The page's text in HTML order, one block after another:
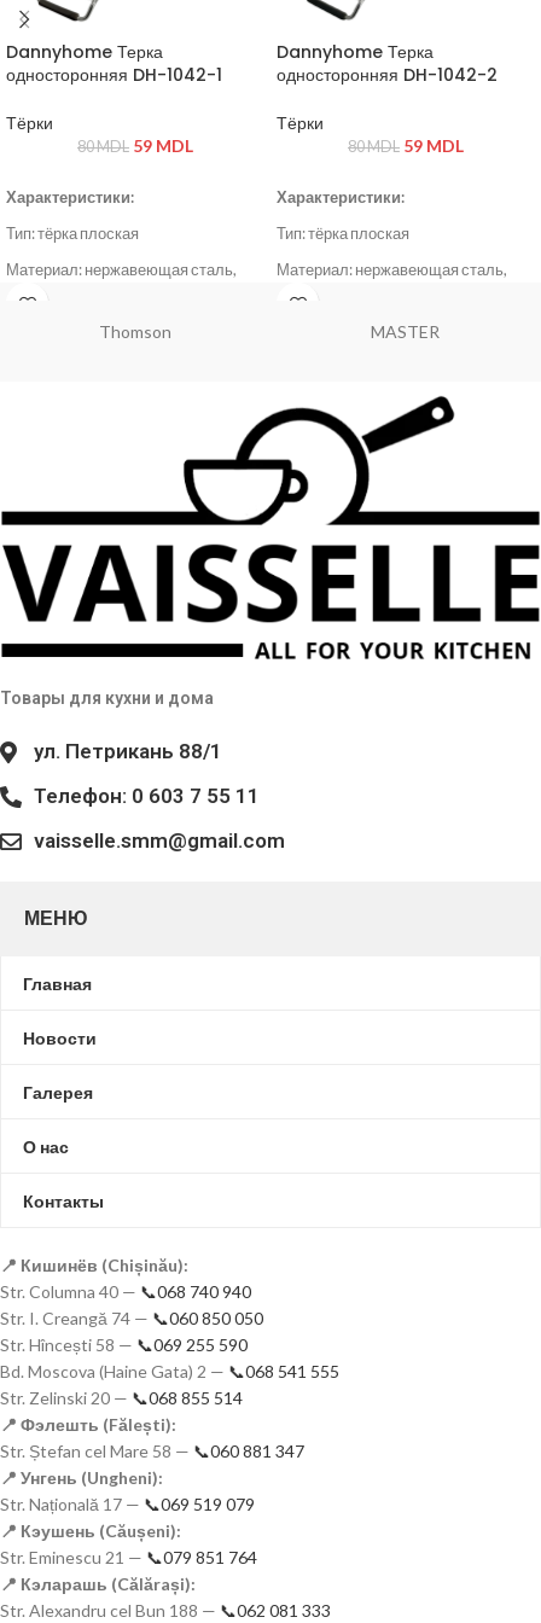
Dannyhome Терка
односторонняя DH-1042-1
Тёрки
80MDL 59 MDL
Характеристики:
Тип: тёрка плоская
Материал: нержавеющая сталь,
пластик
Цвет: серый / стальной
Dannyhome Терка
односторонняя DH-1042-2
Тёрки
80MDL 59 MDL
Характеристики:
Тип: тёрка плоская
Материал: нержавеющая сталь,
пластик
Цвет: серый / стальной
Hoffmans Danny Home
Товары для кухни и дома
ул. Петрикань 88/1
Телефон: 0 603 7 55 11
vaisselle.smm@gmail.com
МЕНЮ
Главная
Новости
Галерея
О нас
Контакты
📍 Кишинёв (Chișinău):
Str. Columna 40 — 📞068 740 940
Str. I. Creangă 74 — 📞060 850 050
Str. Hîncești 58 — 📞069 255 590
Bd. Moscova (Haine Gata) 2 — 📞068 541 555
Str. Zelinski 20 — 📞068 855 514
📍 Фэлешть (Fălești):
Str. Ștefan cel Mare 58 — 📞060 881 347
📍 Унгень (Ungheni):
Str. Națională 17 — 📞069 519 079
📍 Кэушень (Căușeni):
Str. Eminescu 21 — 📞079 851 764
📍 Кэларашь (Călărași):
Str. Alexandru cel Bun 188 — 📞062 081 333